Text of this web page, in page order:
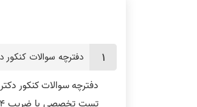
دفترچه سوالات